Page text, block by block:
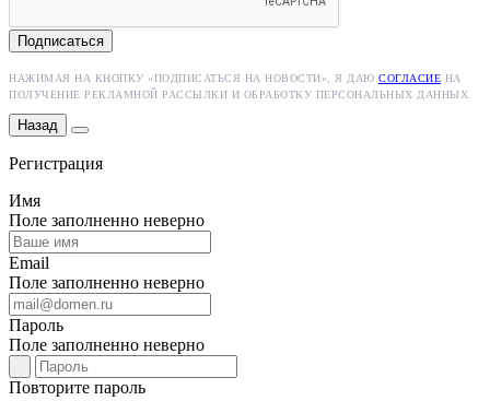
Подписаться
НАЖИМАЯ НА КНОПКУ «ПОДПИСАТЬСЯ НА НОВОСТИ», Я ДАЮ СОГЛАСИЕ НА
ПОЛУЧЕНИЕ РЕКЛАМНОЙ РАССЫЛКИ И ОБРАБОТКУ ПЕРСОНАЛЬНЫХ ДАННЫХ.
Назад
Регистрация
Имя
Поле заполненно неверно
Email
Поле заполненно неверно
Пароль
Поле заполненно неверно
Повторите пароль